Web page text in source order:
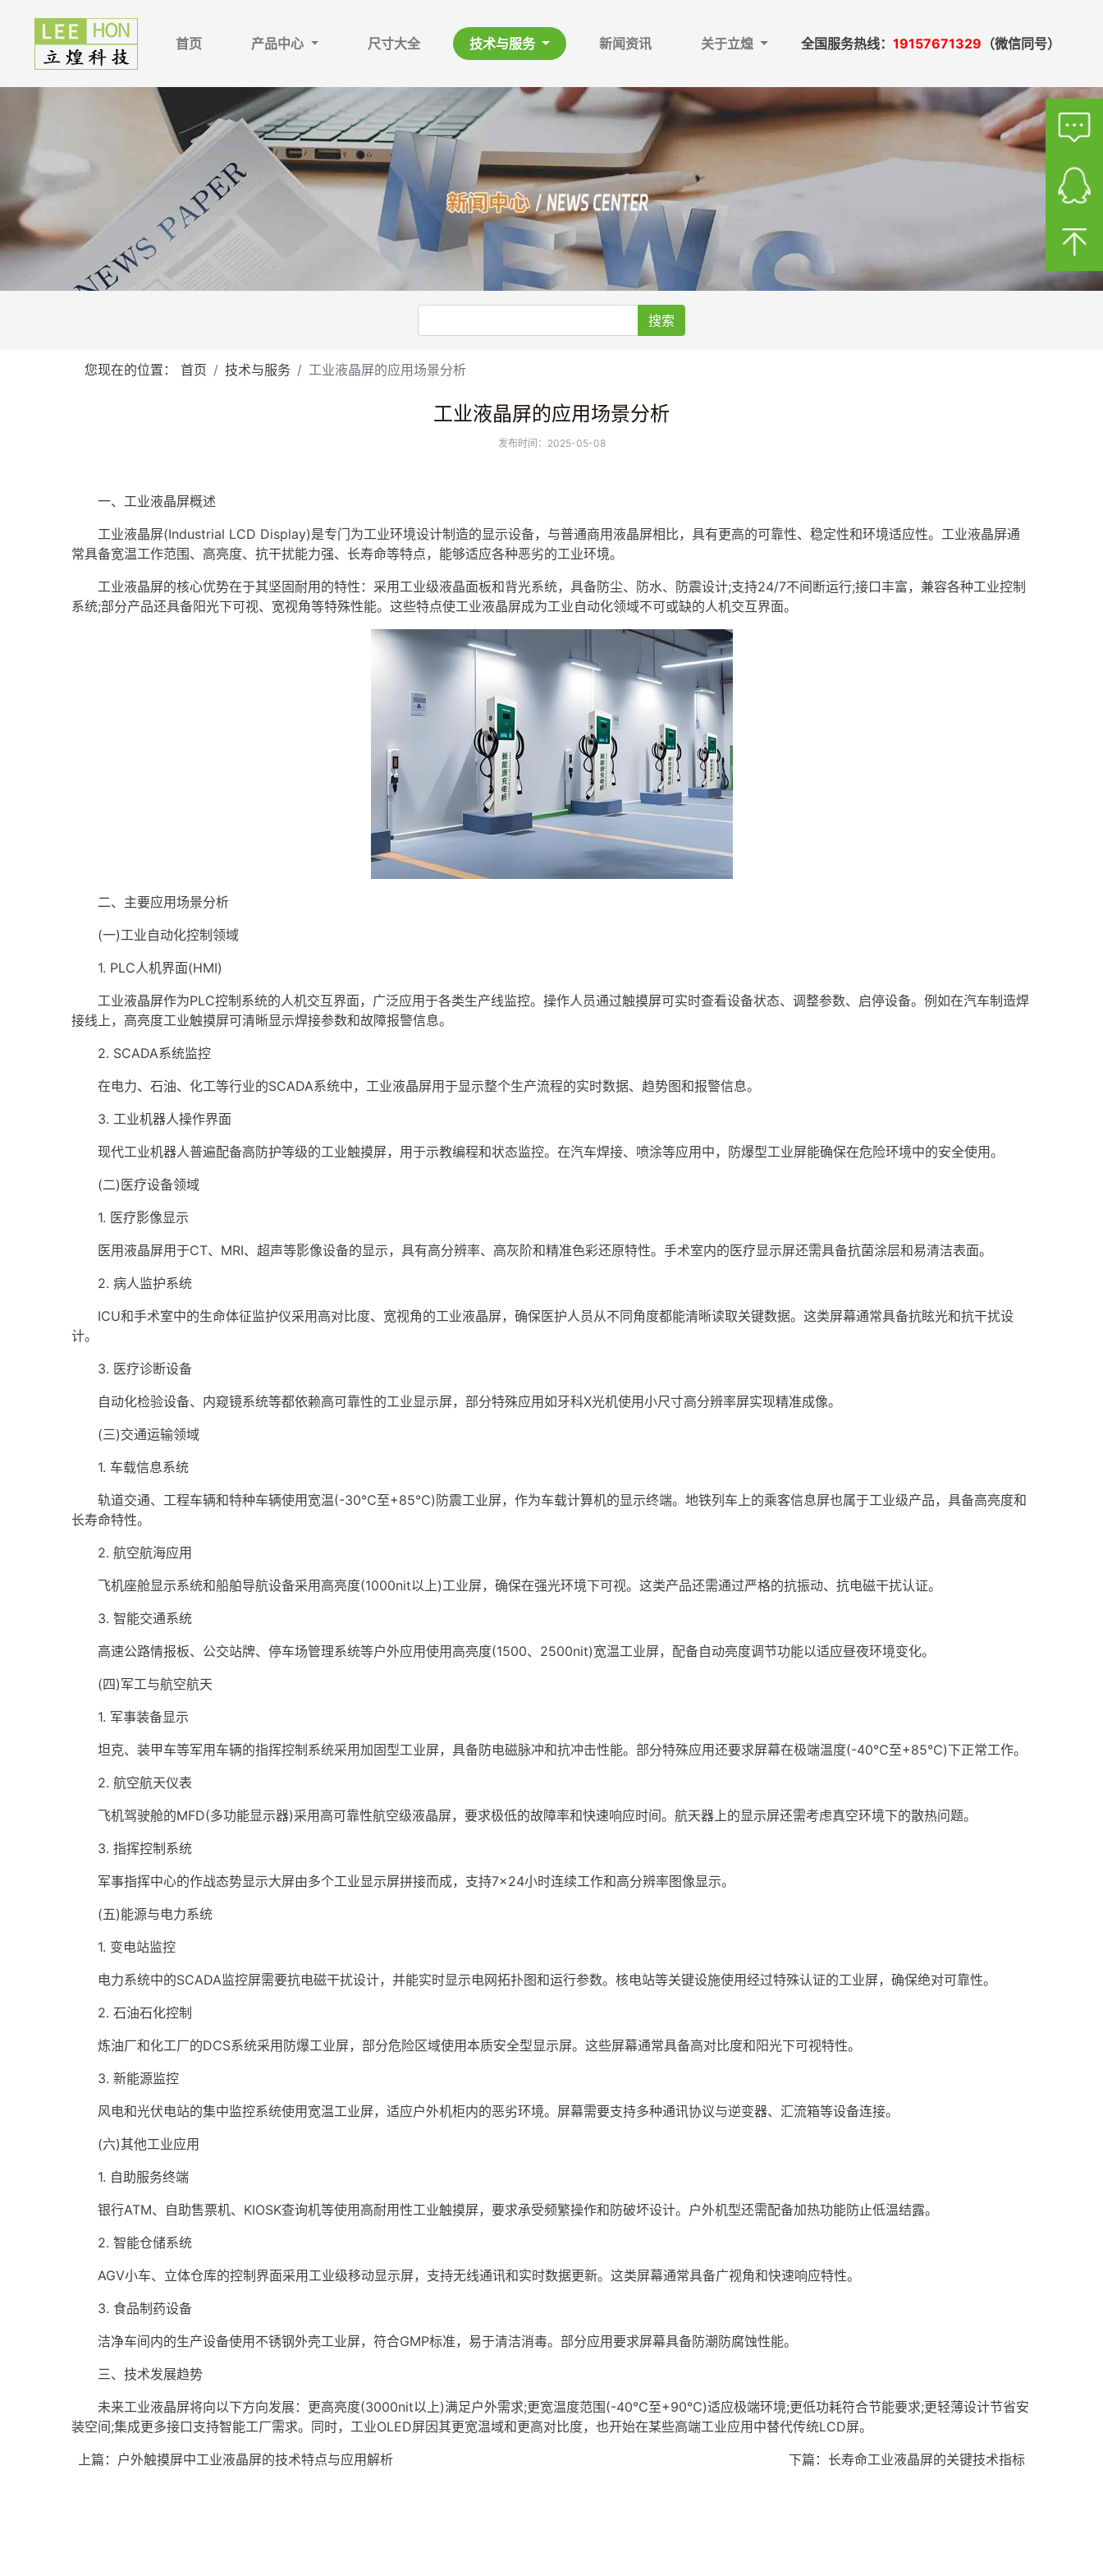
首页 产品中心 尺寸大全 技术与服务 新闻资讯 关于立煌 全国服务热线： 19157671329 （微信同号）
搜索
您现在的位置： 首页 技术与服务 工业液晶屏的应用场景分析
工业液晶屏的应用场景分析
发布时间：2025-05-08
一、 工业液晶屏概述
工业液晶屏(Industrial LCD Display)是专门为工业环境设计制造的显示设备，与普通商用液晶屏相比，具有更高的可靠性、稳定性和环境适应性。工业液晶屏通
常具备宽温工作范围、高亮度、抗干扰能力强、长寿命等特点，能够适应各种恶劣的工业环境。
工业液晶屏的核心优势在于其坚固耐用的特性：采用工业级液晶面板和背光系统，具备防尘、防水、防震设计;支持24/7不间断运行;接口丰富，兼容各种工业控制
系统;部分产品还具备阳光下可视、宽视角等特殊性能。这些特点使工业液晶屏成为工业自动化领域不可或缺的人机交互界面。
二、主要应用场景分析
(一)工业自动化控制领域
1. PLC人机界面(HMI)
工业液晶屏作为PLC控制系统的人机交互界面，广泛应用于各类生产线监控。操作人员通过触摸屏可实时查看设备状态、调整参数、启停设备。例如在汽车制造焊
接线上，高亮度工业触摸屏可清晰显示焊接参数和故障报警信息。
2. SCADA系统监控
在电力、石油、化工等行业的SCADA系统中，工业液晶屏用于显示整个生产流程的实时数据、趋势图和报警信息。
3. 工业机器人操作界面
现代工业机器人普遍配备高防护等级的工业触摸屏，用于示教编程和状态监控。在汽车焊接、喷涂等应用中，防爆型工业屏能确保在危险环境中的安全使用。
(二)医疗设备领域
1. 医疗影像显示
医用液晶屏用于CT、MRI、超声等影像设备的显示，具有高分辨率、高灰阶和精准色彩还原特性。手术室内的医疗显示屏还需具备抗菌涂层和易清洁表面。
2. 病人监护系统
ICU和手术室中的生命体征监护仪采用高对比度、宽视角的工业液晶屏，确保医护人员从不同角度都能清晰读取关键数据。这类屏幕通常具备抗眩光和抗干扰设
计。
3. 医疗诊断设备
自动化检验设备、内窥镜系统等都依赖高可靠性的工业显示屏，部分特殊应用如牙科X光机使用小尺寸高分辨率屏实现精准成像。
(三)交通运输领域
1. 车载信息系统
轨道交通、工程车辆和特种车辆使用宽温(-30℃至+85℃)防震工业屏，作为车载计算机的显示终端。地铁列车上的乘客信息屏也属于工业级产品，具备高亮度和
长寿命特性。
2. 航空航海应用
飞机座舱显示系统和船舶导航设备采用高亮度(1000nit以上)工业屏，确保在强光环境下可视。这类产品还需通过严格的抗振动、抗电磁干扰认证。
3. 智能交通系统
高速公路情报板、公交站牌、停车场管理系统等户外应用使用高亮度(1500、2500nit)宽温工业屏，配备自动亮度调节功能以适应昼夜环境变化。
(四)军工与航空航天
1. 军事装备显示
坦克、装甲车等军用车辆的指挥控制系统采用加固型工业屏，具备防电磁脉冲和抗冲击性能。部分特殊应用还要求屏幕在极端温度(-40℃至+85℃)下正常工作。
2. 航空航天仪表
飞机驾驶舱的MFD(多功能显示器)采用高可靠性航空级液晶屏，要求极低的故障率和快速响应时间。航天器上的显示屏还需考虑真空环境下的散热问题。
3. 指挥控制系统
军事指挥中心的作战态势显示大屏由多个工业显示屏拼接而成，支持7×24小时连续工作和高分辨率图像显示。
(五)能源与电力系统
1. 变电站监控
电力系统中的SCADA监控屏需要抗电磁干扰设计，并能实时显示电网拓扑图和运行参数。核电站等关键设施使用经过特殊认证的工业屏，确保绝对可靠性。
2. 石油石化控制
炼油厂和化工厂的DCS系统采用防爆工业屏，部分危险区域使用本质安全型显示屏。这些屏幕通常具备高对比度和阳光下可视特性。
3. 新能源监控
风电和光伏电站的集中监控系统使用宽温工业屏，适应户外机柜内的恶劣环境。屏幕需要支持多种通讯协议与逆变器、汇流箱等设备连接。
(六)其他工业应用
1. 自助服务终端
银行ATM、自助售票机、KIOSK查询机等使用高耐用性工业触摸屏，要求承受频繁操作和防破坏设计。户外机型还需配备加热功能防止低温结露。
2. 智能仓储系统
AGV小车、立体仓库的控制界面采用工业级移动显示屏，支持无线通讯和实时数据更新。这类屏幕通常具备广视角和快速响应特性。
3. 食品制药设备
洁净车间内的生产设备使用不锈钢外壳工业屏，符合GMP标准，易于清洁消毒。部分应用要求屏幕具备防潮防腐蚀性能。
三、技术发展趋势
未来工业液晶屏将向以下方向发展：更高亮度(3000nit以上)满足户外需求;更宽温度范围(-40℃至+90℃)适应极端环境;更低功耗符合节能要求;更轻薄设计节省安
装空间;集成更多接口支持智能工厂需求。同时，工业OLED屏因其更宽温域和更高对比度，也开始在某些高端工业应用中替代传统LCD屏。
上篇： 户外触摸屏中工业液晶屏的技术特点与应用解析 下篇： 长寿命工业液晶屏的关键技术指标